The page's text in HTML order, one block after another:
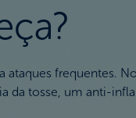
frequentes.
da tosse, um anti-